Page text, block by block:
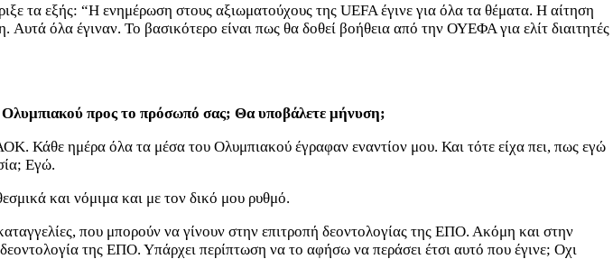
τα εξής: “Η ενημέρωση στους αξιωματούχους της UEFA έγινε για όλα τα θέματα. Η αίτηση
όλα έγιναν. Το βασικότερο είναι πως θα δοθεί βοήθεια από την ΟΥΕΦΑ για ελίτ διαιτητές
Ολυμπιακού προς το πρόσωπό σας; Θα υποβάλετε μήνυση;
Κάθε ημέρα όλα τα μέσα του Ολυμπιακού έγραφαν εναντίον μου. Και τότε είχα πει, πως εγώ
Εγώ.
και νόμιμα και με τον δικό μου ρυθμό.
που μπορούν να γίνουν στην επιτροπή δεοντολογίας της ΕΠΟ. Ακόμη και στην
της ΕΠΟ. Υπάρχει περίπτωση να το αφήσω να περάσει έτσι αυτό που έγινε; Οχι